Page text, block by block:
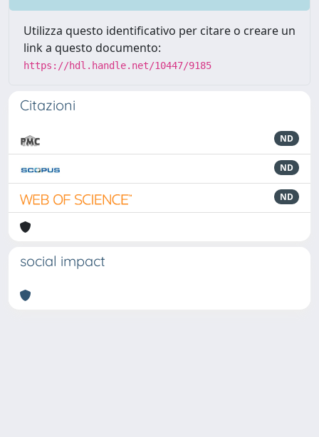
Utilizza questo identificativo per citare o creare un
link a questo documento:
https://hdl.handle.net/10447/9185
Citazioni
ND
ND
ND
social impact